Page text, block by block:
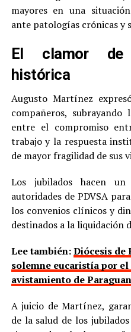
mayores en una
ante patologías crónicas y
El clamor de
histórica
Augusto Martínez
compañeros,
entre el compromiso
trabajo y la respuesta
de mayor fragilidad de sus
Los jubilados hacen
autoridades de PDVSA
los convenios clínicos y
destinados a la liquidación
Lee también:Diócesis de
solemne eucaristía por
avistamiento de
A juicio de Martínez,
de la salud de los